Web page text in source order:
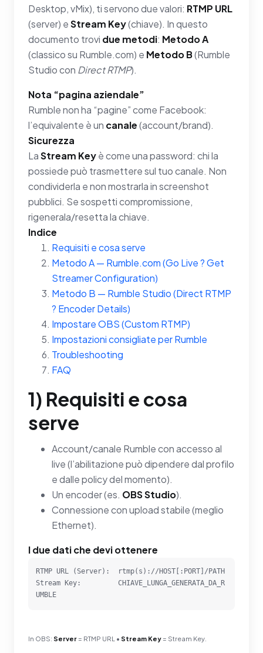
Desktop, vMix), ti servono due valori: RTMP URL
(server) eStream Key(chiave). In questo
documento trovi due metodi: Metodo A
(classico su Rumble.com) e Metodo B(Rumble
Studio con Direct RTMP).
Nota “pagina aziendale”
Rumble non ha “pagine” come Facebook:
l’equivalente è un canale(account/brand).
Sicurezza
LaStream Keyè come una password: chi la
possiede può trasmettere sul tuo canale. Non
condividerla e non mostrarla in screenshot
pubblici. Se sospetti compromissione,
rigenerala/resetta la chiave.
Indice
Requisiti e cosa serve
Metodo A — Rumble.com (Go Live ? Get
Streamer Configuration)
Metodo B — Rumble Studio (Direct RTMP
? Encoder Details)
Impostare OBS (Custom RTMP)
Impostazioni consigliate per Rumble
Troubleshooting
FAQ
1) Requisiti e cosa
serve
Account/canale Rumble con accesso al
live (l’abilitazione può dipendere dal profilo
e dalle policy del momento).
Un encoder (es. OBS Studio).
Connessione con upload stabile (meglio
Ethernet).
I due dati che devi ottenere
RTMP URL (Server):  rtmp(s)://HOST[:PORT]/PATH
Stream Key:         CHIAVE_LUNGA_GENERATA_DA_R
UMBLE
In OBS: Server = RTMP URL • Stream Key = Stream Key.